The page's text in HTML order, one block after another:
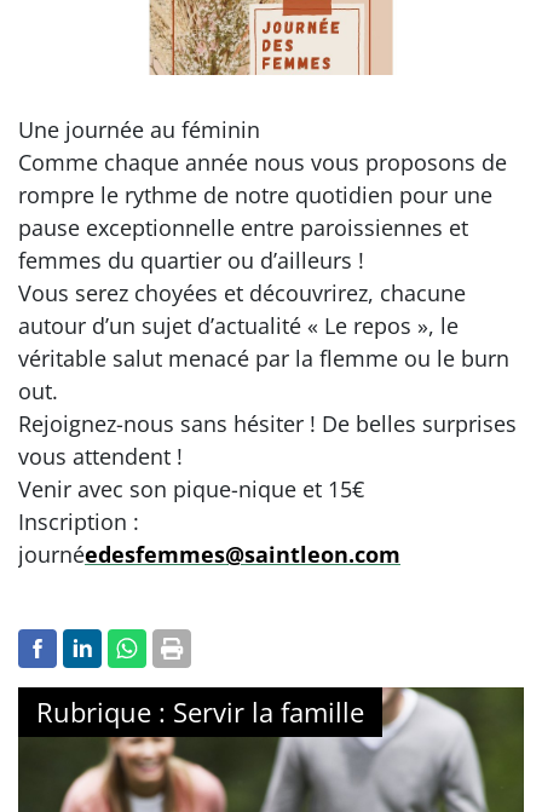
Une journée au féminin
Comme chaque année nous vous proposons de
rompre le rythme de notre quotidien pour une
pause exceptionnelle entre paroissiennes et
femmes du quartier ou d’ailleurs !
Vous serez choyées et découvrirez, chacune
autour d’un sujet d’actualité « Le repos », le
véritable salut menacé par la flemme ou le burn
out.
Rejoignez-nous sans hésiter ! De belles surprises
vous attendent !
Venir avec son pique-nique et 15€
Inscription :
journéedesfemmes@saintleon.com
Rubrique : Servir la famille